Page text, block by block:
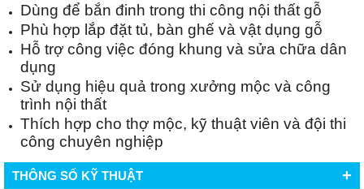
Dùng để bắn đinh trong thi công nội thất gỗ
Phù hợp lắp đặt tủ, bàn ghế và vật dụng gỗ
Hỗ trợ công việc đóng khung và sửa chữa dân
dụng
Sử dụng hiệu quả trong xưởng mộc và công
trình nội thất
Thích hợp cho thợ mộc, kỹ thuật viên và đội thi
công chuyên nghiệp
THÔNG SỐ KỸ THUẬT +